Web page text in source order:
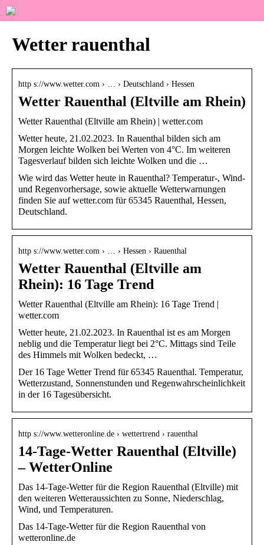
Wetter rauenthal
http s://www.wetter.com › … › Deutschland › Hessen
Wetter Rauenthal (Eltville am Rhein)
Wetter Rauenthal (Eltville am Rhein) | wetter.com
Wetter heute, 21.02.2023. In Rauenthal bilden sich am
Morgen leichte Wolken bei Werten von 4°C. Im weiteren
Tagesverlauf bilden sich leichte Wolken und die …
Wie wird das Wetter heute in Rauenthal? Temperatur-, Wind-
und Regenvorhersage, sowie aktuelle Wetterwarnungen
finden Sie auf wetter.com für 65345 Rauenthal, Hessen,
Deutschland.
http s://www.wetter.com › … › Hessen › Rauenthal
Wetter Rauenthal (Eltville am
Rhein): 16 Tage Trend
Wetter Rauenthal (Eltville am Rhein): 16 Tage Trend |
wetter.com
Wetter heute, 21.02.2023. In Rauenthal ist es am Morgen
neblig und die Temperatur liegt bei 2°C. Mittags sind Teile
des Himmels mit Wolken bedeckt, …
Der 16 Tage Wetter Trend für 65345 Rauenthal. Temperatur,
Wetterzustand, Sonnenstunden und Regenwahrscheinlichkeit
in der 16 Tagesübersicht.
http s://www.wetteronline.de › wettertrend › rauenthal
14-Tage-Wetter Rauenthal (Eltville)
– WetterOnline
Das 14-Tage-Wetter für die Region Rauenthal (Eltville) mit
den weiteren Wetteraussichten zu Sonne, Niederschlag,
Wind, und Temperaturen.
Das 14-Tage-Wetter für die Region Rauenthal von
wetteronline.de